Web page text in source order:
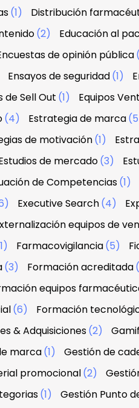
(1) Distribución
(2) Educación al
de opinión pública
Ensayos de seguridad(1)
de Sell Out (1) Equipos
(4) Estrategia de marca
de motivación(1)
de mercado(3)
de Competencias(1)
Executive Search(4)
equipos de
Farmacovigilancia(5)
(3) Formación acreditada
equipos
(6) Formación
& Adquisiciones(2)
marca(1) Gestión de
promocional(2)
(1) Gestión Punto